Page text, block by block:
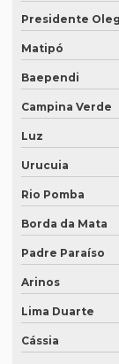
Intérprete
Intérprete
Intérprete remoto
Intérprete para
Intérprete para
Intérprete
Intérprete
Intérprete
Intérprete
Intérprete de
Presidente
Matipó
Baependi
Campina Verde
Luz
Urucuia
Rio Pomba
Borda da Mata
Padre Paraíso
Arinos
Lima Duarte
Cássia